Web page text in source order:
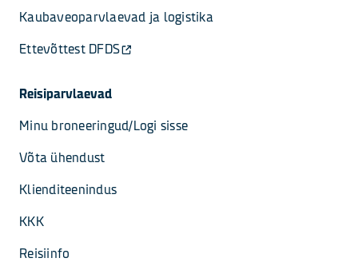
Kaubaveoparvlaevad ja logistika
Ettevõttest DFDS
Reisiparvlaevad
Minu broneeringud/Logi sisse
Võta ühendust
Klienditeenindus
KKK
Reisiinfo